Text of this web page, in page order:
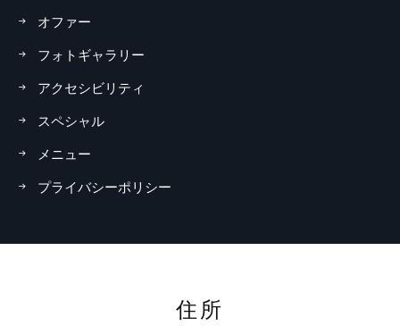
オファー
フォトギャラリー
アクセシビリティ
スペシャル
メニュー
プライバシーポリシー
住所